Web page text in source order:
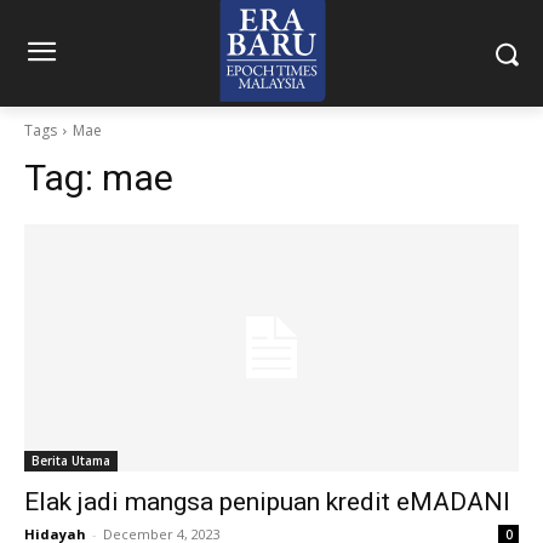
Tags Mae
Tag: mae
Berita Utama
Elak jadi mangsa penipuan kredit eMADANI
Hidayah - December 4, 2023 0